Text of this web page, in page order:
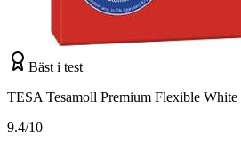
Bäst i test
TESA Tesamoll Premium Flexible
9.4/10